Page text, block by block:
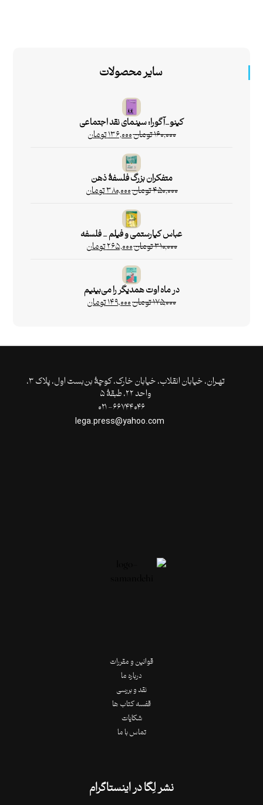
سایر محصولات
کینو_آگورا: سینمای نقد اجتماعی
۱۶۰,۰۰۰تومان۱۳۶,۰۰۰تومان
متفکران بزرگ فلسفۀ ذهن
۴۵۰,۰۰۰تومان۳۸۰,۰۰۰تومان
عباس کیارستمی و فیلم _ فلسفه
۳۱۰,۰۰۰تومان۲۶۵,۰۰۰تومان
در ماه اوت همدیگر را می‌‌بینیم
۱۷۵,۰۰۰تومان۱۴۹,۰۰۰تومان
تهـران،‌ خیابان انقلاب، خیابان خارک، کوچۀ بن‌بست اول، پلاک ۳،
واحد ۲۲، طبقۀ ۵
قوانین و مقررات
درباره ما
نقد و بررسی
قفسه کتاب ها
شکایات
تماس با ما
نشر لِگا در اینستاگرام